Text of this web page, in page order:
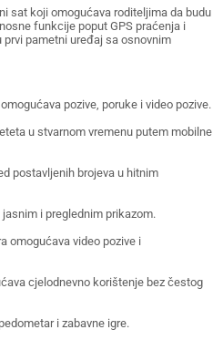
sat koji omogućava roditeljima da budu
funkcije poput GPS praćenja i
prvi pametni uređaj sa osnovnim
pozive, poruke i video pozive.
u stvarnom vremenu putem mobilne
postavljenih brojeva u hitnim
i preglednim prikazom.
omogućava video pozive i
cjelodnevno korištenje bez čestog
i zabavne igre.